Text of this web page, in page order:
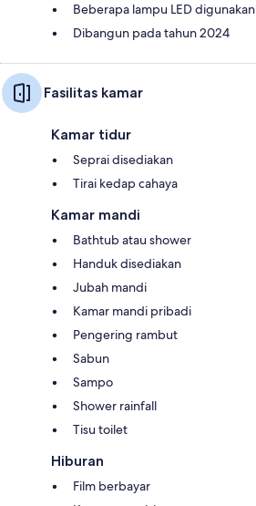
Beberapa lampu LED digunakan
Dibangun pada tahun 2024
Fasilitas kamar
Kamar tidur
Seprai disediakan
Tirai kedap cahaya
Kamar mandi
Bathtub atau shower
Handuk disediakan
Jubah mandi
Kamar mandi pribadi
Pengering rambut
Sabun
Sampo
Shower rainfall
Tisu toilet
Hiburan
Film berbayar